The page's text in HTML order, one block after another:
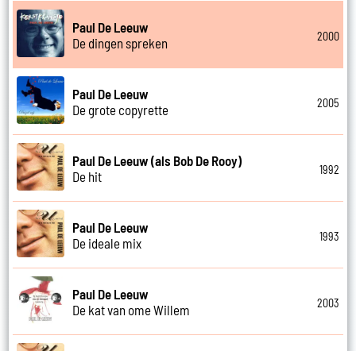
Paul De Leeuw
De dingen spreken
2000
Paul De Leeuw
De grote copyrette
2005
Paul De Leeuw (als Bob De Rooy)
De hit
1992
Paul De Leeuw
De ideale mix
1993
Paul De Leeuw
De kat van ome Willem
2003